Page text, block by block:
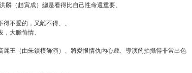
（趙寅成）總是看得比自己性命還重要、
不愛的，又離不得、、
大膽偷情、
王（由朱鎮模飾演）、將愛恨情仇內心戲、導演的拍攝得非常出色